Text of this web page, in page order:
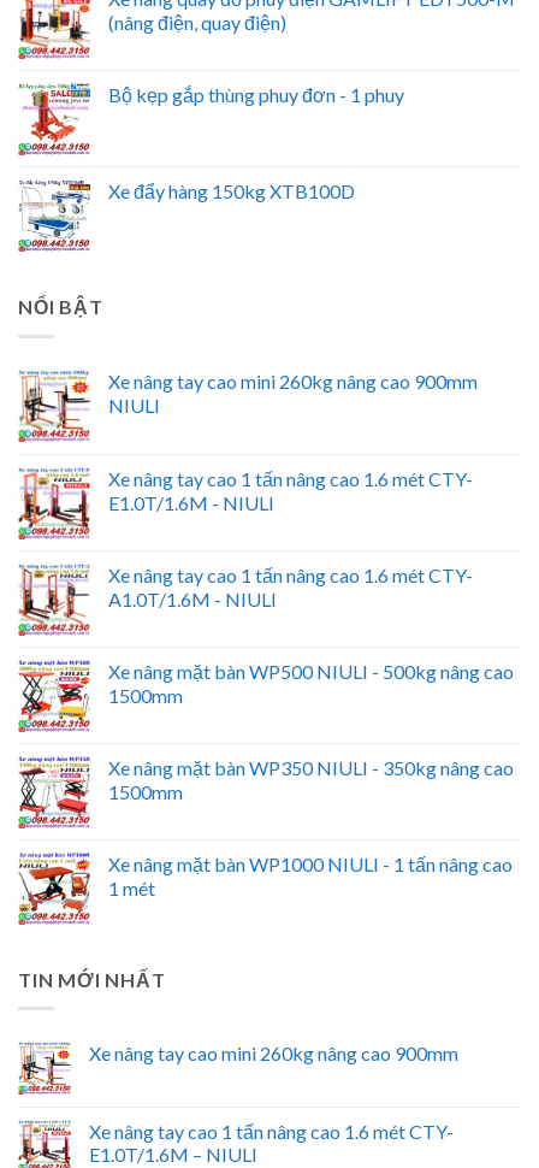
(nâng điện, quay điện)
Bộ kẹp gắp thùng phuy đơn - 1 phuy
Xe đẩy hàng 150kg XTB100D
NỔI BẬT
Xe nâng tay cao mini 260kg nâng cao 900mm
NIULI
Xe nâng tay cao 1 tấn nâng cao 1.6 mét CTY-
E1.0T/1.6M - NIULI
Xe nâng tay cao 1 tấn nâng cao 1.6 mét CTY-
A1.0T/1.6M - NIULI
Xe nâng mặt bàn WP500 NIULI - 500kg nâng cao
1500mm
Xe nâng mặt bàn WP350 NIULI - 350kg nâng cao
1500mm
Xe nâng mặt bàn WP1000 NIULI - 1 tấn nâng cao
1 mét
TIN MỚI NHẤT
Xe nâng tay cao mini 260kg nâng cao 900mm
Xe nâng tay cao 1 tấn nâng cao 1.6 mét CTY-
E1.0T/1.6M – NIULI